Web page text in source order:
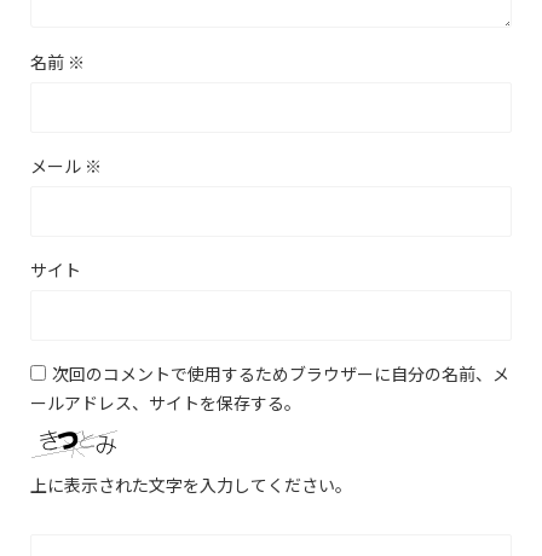
名前 ※
メール ※
サイト
次回のコメントで使用するためブラウザーに自分の名前、メ
ールアドレス、サイトを保存する。
上に表示された文字を入力してください。